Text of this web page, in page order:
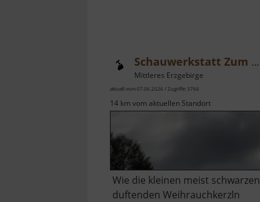
Schauwerkstatt Zum Weihrichkarzl
Mittleres Erzgebirge
aktuell vom 07.06.2026 / Zugriffe: 3766
14 km vom aktuellen Standort
Wie die kleinen meist schwarzen
duftenden Weihrauchkerzln